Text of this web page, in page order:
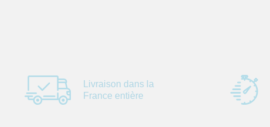
Livraison dans la
France entière